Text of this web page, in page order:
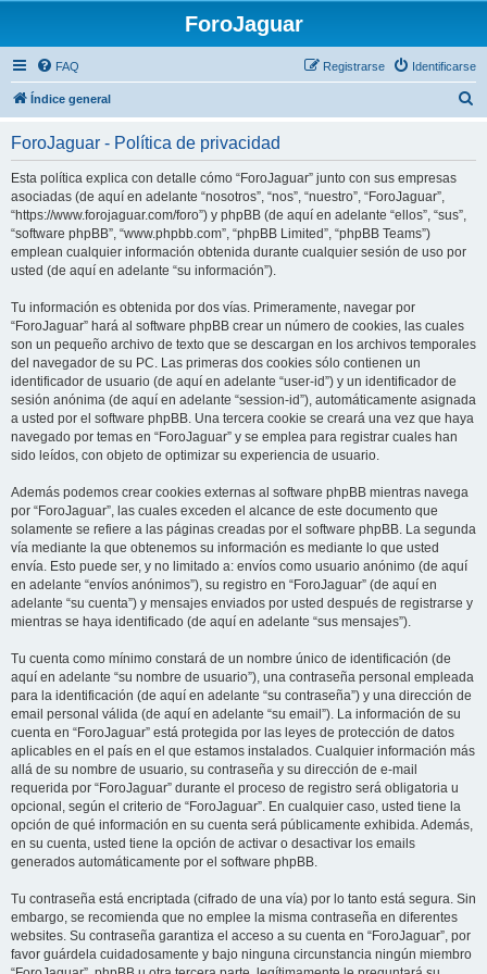
ForoJaguar
FAQ Identificarse
Registrarse
Índice general
ForoJaguar - Política de privacidad
Esta política explica con detalle cómo “ForoJaguar” junto con sus empresas
asociadas (de aquí en adelante “nosotros”, “nos”, “nuestro”, “ForoJaguar”,
“https://www.forojaguar.com/foro”) y phpBB (de aquí en adelante “ellos”, “sus”,
“software phpBB”, “www.phpbb.com”, “phpBB Limited”, “phpBB Teams”)
emplean cualquier información obtenida durante cualquier sesión de uso por
usted (de aquí en adelante “su información”).
Tu información es obtenida por dos vías. Primeramente, navegar por
“ForoJaguar” hará al software phpBB crear un número de cookies, las cuales
son un pequeño archivo de texto que se descargan en los archivos temporales
del navegador de su PC. Las primeras dos cookies sólo contienen un
identificador de usuario (de aquí en adelante “user-id”) y un identificador de
sesión anónima (de aquí en adelante “session-id”), automáticamente asignada
a usted por el software phpBB. Una tercera cookie se creará una vez que haya
navegado por temas en “ForoJaguar” y se emplea para registrar cuales han
sido leídos, con objeto de optimizar su experiencia de usuario.
Además podemos crear cookies externas al software phpBB mientras navega
por “ForoJaguar”, las cuales exceden el alcance de este documento que
solamente se refiere a las páginas creadas por el software phpBB. La segunda
vía mediante la que obtenemos su información es mediante lo que usted
envía. Esto puede ser, y no limitado a: envíos como usuario anónimo (de aquí
en adelante “envíos anónimos”), su registro en “ForoJaguar” (de aquí en
adelante “su cuenta”) y mensajes enviados por usted después de registrarse y
mientras se haya identificado (de aquí en adelante “sus mensajes”).
Tu cuenta como mínimo constará de un nombre único de identificación (de
aquí en adelante “su nombre de usuario”), una contraseña personal empleada
para la identificación (de aquí en adelante “su contraseña”) y una dirección de
email personal válida (de aquí en adelante “su email”). La información de su
cuenta en “ForoJaguar” está protegida por las leyes de protección de datos
aplicables en el país en el que estamos instalados. Cualquier información más
allá de su nombre de usuario, su contraseña y su dirección de e-mail
requerida por “ForoJaguar” durante el proceso de registro será obligatoria u
opcional, según el criterio de “ForoJaguar”. En cualquier caso, usted tiene la
opción de qué información en su cuenta será públicamente exhibida. Además,
en su cuenta, usted tiene la opción de activar o desactivar los emails
generados automáticamente por el software phpBB.
Tu contraseña está encriptada (cifrado de una vía) por lo tanto está segura. Sin
embargo, se recomienda que no emplee la misma contraseña en diferentes
websites. Su contraseña garantiza el acceso a su cuenta en “ForoJaguar”, por
favor guárdela cuidadosamente y bajo ninguna circunstancia ningún miembro